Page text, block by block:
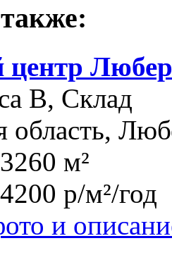
центр
B, Склад
область,
м²
р/м²/год
и